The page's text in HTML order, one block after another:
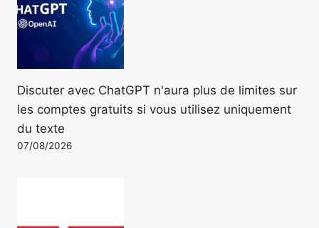
Discuter avec ChatGPT n'aura plus de limites sur
les comptes gratuits si vous utilisez uniquement
du texte
07/08/2026